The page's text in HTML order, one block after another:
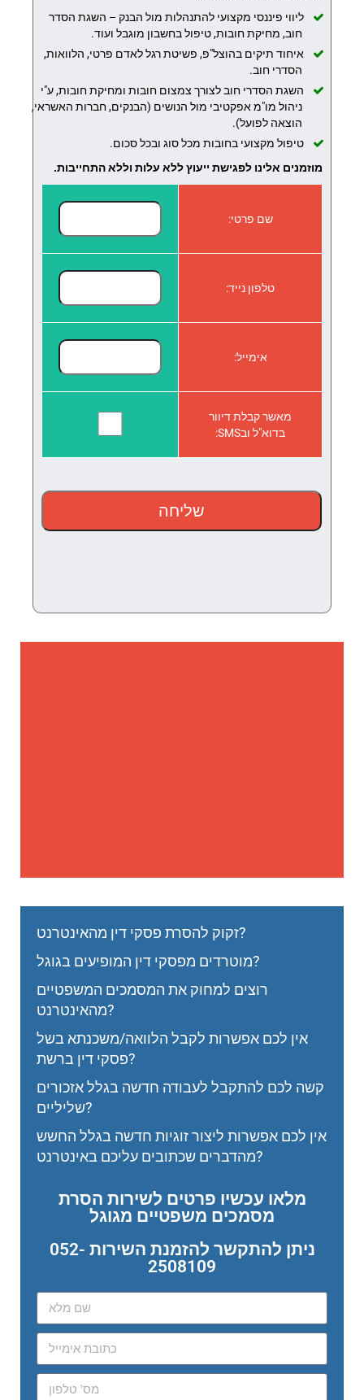
ליווי פיננסי מקצועי להתנהלות מול הבנק – השגת הסדר
חוב, מחיקת חובות, טיפול בחשבון מוגבל ועוד.
איחוד תיקים בהוצל"פ, פשיטת רגל לאדם פרטי, הלוואות,
הסדרי חוב.
השגת הסדרי חוב לצורך צמצום חובות ומחיקת חובות, ע"י
ניהול מו"מ אפקטיבי מול הנושים (הבנקים, חברות האשראי,
הוצאה לפועל).
טיפול מקצועי בחובות מכל סוג ובכל סכום.
מוזמנים אלינו לפגישת ייעוץ ללא עלות וללא התחייבות.
שם פרטי:
טלפון נייד:
אימייל:
מאשר קבלת דיוור
בדוא"ל ובSMS:
זקוק להסרת פסקי דין מהאינטרנט?
מוטרדים מפסקי דין המופיעים בגוגל?
רוצים למחוק את המסמכים המשפטיים
מהאינטרנט?
אין לכם אפשרות לקבל הלוואה/משכנתא בשל
פסקי דין ברשת?
קשה לכם להתקבל לעבודה חדשה בגלל אזכורים
שליליים?
אין לכם אפשרות ליצור זוגיות חדשה בגלל החשש
מהדברים שכתובים עליכם באינטרנט?
מלאו עכשיו פרטים לשירות הסרת
מסמכים משפטיים מגוגל
ניתן להתקשר להזמנת השירות 052-
2508109